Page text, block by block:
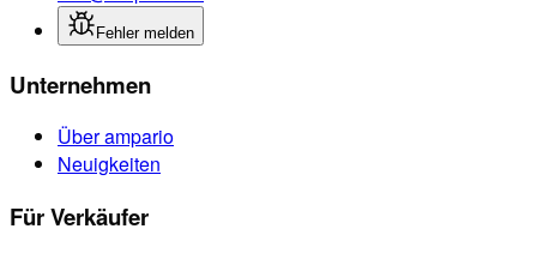
Fehler melden
Unternehmen
Über ampario
Neuigkeiten
Für Verkäufer